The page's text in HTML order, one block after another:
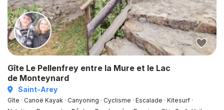
Gîte Le Pellenfrey entre la Mure et le Lac
de Monteynard
Saint-Arey
Gîte · Canoë Kayak · Canyoning · Cyclisme · Escalade · Kitesurf ·